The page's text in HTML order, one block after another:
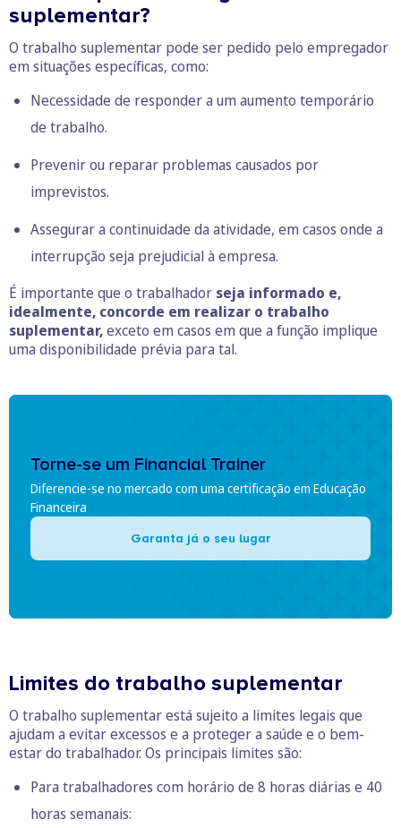
suplementar?
O trabalho suplementar pode ser pedido pelo empregador
em situações específicas, como:
Necessidade de responder a um aumento temporário
de trabalho.
Prevenir ou reparar problemas causados por
imprevistos.
Assegurar a continuidade da atividade, em casos onde a
interrupção seja prejudicial à empresa.
É importante que o trabalhador seja informado e,
idealmente, concorde em realizar o trabalho
suplementar,exceto em casos em que a função implique
uma disponibilidade prévia para tal.
Torne-se um Financial Trainer
Diferencie-se no mercado com uma certificação em Educação
Financeira
Garanta já o seu lugar
Limites do trabalho suplementar
O trabalho suplementar está sujeito a limites legais que
ajudam a evitar excessos e a proteger a saúde e o bem-
estar do trabalhador. Os principais limites são:
Para trabalhadores com horário de 8 horas diárias e 40
horas semanais: